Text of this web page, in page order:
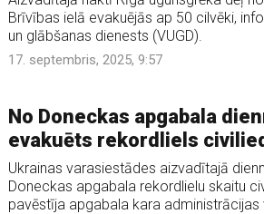
Brīvības ielā evakuējās ap 50 cilvēki,
un glābšanas dienests (VUGD).
17. septembris, 2025, 9:57
No Doneckas apgabala
evakuēts rekordliels
Ukrainas varasiestādes aizvadītajā
Doneckas apgabala rekordlielu skaitu
pavēstīja apgabala kara administrācijas